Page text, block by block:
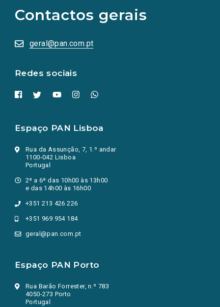
Contactos gerais
geral@pan.com.pt
Redes sociais
redes
sociais
numa
nova
Espaço PAN Lisboa
Rua da Assunção, 7, 1.º andar
1100-042 Lisboa
Portugal
2ª a 6ª das 10h00 às 13h00
e das 14h00 às 16h00
+351 213 426 226
+351 969 954 184
geral@pan.com.pt
Espaço PAN Porto
Rua Barão Forrester, n.º 783
4050-273 Porto
Portugal